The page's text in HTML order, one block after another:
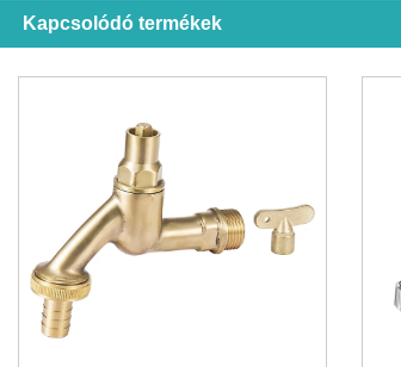
Kapcsolódó termékek